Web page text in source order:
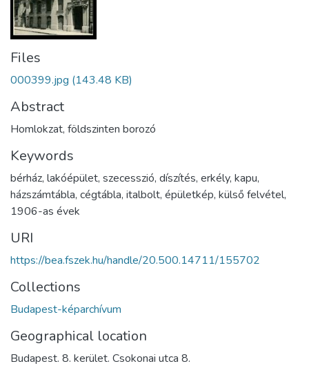
Files
000399.jpg (143.48 KB)
Abstract
Homlokzat, földszinten borozó
Keywords
bérház, lakóépület, szecesszió, díszítés, erkély, kapu,
házszámtábla, cégtábla, italbolt, épületkép, külső felvétel,
1906-as évek
URI
https://bea.fszek.hu/handle/20.500.14711/155702
Collections
Budapest-képarchívum
Geographical location
Budapest. 8. kerület. Csokonai utca 8.